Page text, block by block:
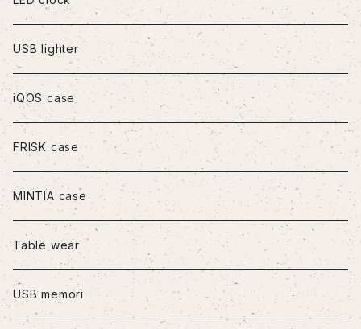
iPhoneXS Max
iPhone11
iPhone11Pro
iPhone11Pro Max
iPhone12/12Pro
iPhone12mini
USB lighter
iQOS case
FRISK case
MINTIA case
Table wear
USB memori